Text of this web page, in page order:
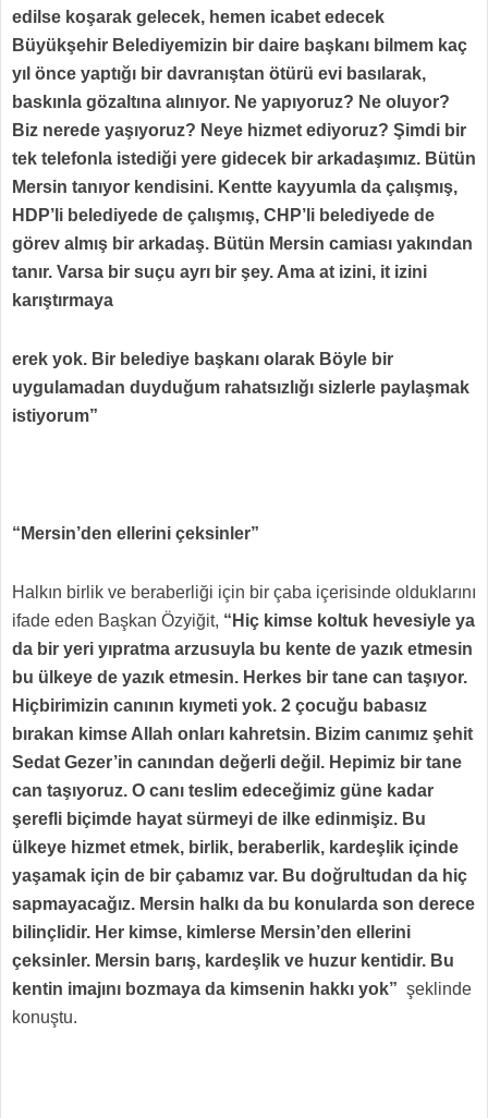
edilse koşarak gelecek, hemen icabet edecek
Büyükşehir Belediyemizin bir daire başkanı bilmem kaç
yıl önce yaptığı bir davranıştan ötürü evi basılarak,
baskınla gözaltına alınıyor. Ne yapıyoruz? Ne oluyor?
Biz nerede yaşıyoruz? Neye hizmet ediyoruz? Şimdi bir
tek telefonla istediği yere gidecek bir arkadaşımız. Bütün
Mersin tanıyor kendisini. Kentte kayyumla da çalışmış,
HDP’li belediyede de çalışmış, CHP’li belediyede de
görev almış bir arkadaş. Bütün Mersin camiası yakından
tanır. Varsa bir suçu ayrı bir şey. Ama at izini, it izini
karıştırmaya
erek yok. Bir belediye başkanı olarak Böyle bir
uygulamadan duyduğum rahatsızlığı sizlerle paylaşmak
istiyorum”
“Mersin’den ellerini çeksinler”
Halkın birlik ve beraberliği için bir çaba içerisinde olduklarını
ifade eden Başkan Özyiğit, “Hiç kimse koltuk hevesiyle ya
da bir yeri yıpratma arzusuyla bu kente de yazık etmesin
bu ülkeye de yazık etmesin. Herkes bir tane can taşıyor.
Hiçbirimizin canının kıymeti yok. 2 çocuğu babasız
bırakan kimse Allah onları kahretsin. Bizim canımız şehit
Sedat Gezer’in canından değerli değil. Hepimiz bir tane
can taşıyoruz. O canı teslim edeceğimiz güne kadar
şerefli biçimde hayat sürmeyi de ilke edinmişiz. Bu
ülkeye hizmet etmek, birlik, beraberlik, kardeşlik içinde
yaşamak için de bir çabamız var. Bu doğrultudan da hiç
sapmayacağız. Mersin halkı da bu konularda son derece
bilinçlidir. Her kimse, kimlerse Mersin’den ellerini
çeksinler. Mersin barış, kardeşlik ve huzur kentidir. Bu
kentin imajını bozmaya da kimsenin hakkı yok” şeklinde
konuştu.